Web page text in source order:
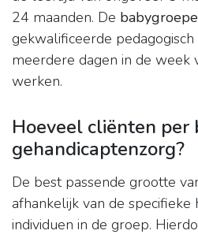
24 maanden. De
gekwalificeerde
meerdere dagen in de week
werken.
Hoeveel cliënten per
gehandicaptenzorg?
De best passende grootte
afhankelijk van de specifieke
individuen in de groep.